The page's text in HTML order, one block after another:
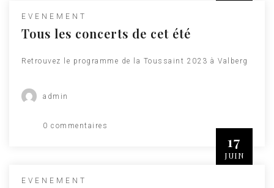
EVENEMENT
Tous les concerts de cet été
Retrouvez le programme de la Toussaint 2023 à Valberg
admin
0 commentaires
17
JUIN
EVENEMENT